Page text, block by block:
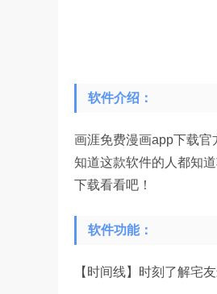
软件介绍：
画涯免费漫画app下载官
知道这款软件的人都知
下载看看吧！
软件功能：
【时间线】时刻了解宅